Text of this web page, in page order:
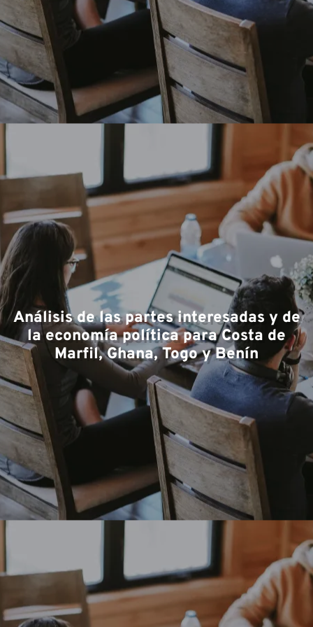
Análisis de las partes interesadas y de
la economía política para Costa de
Marfil, Ghana, Togo y Benín